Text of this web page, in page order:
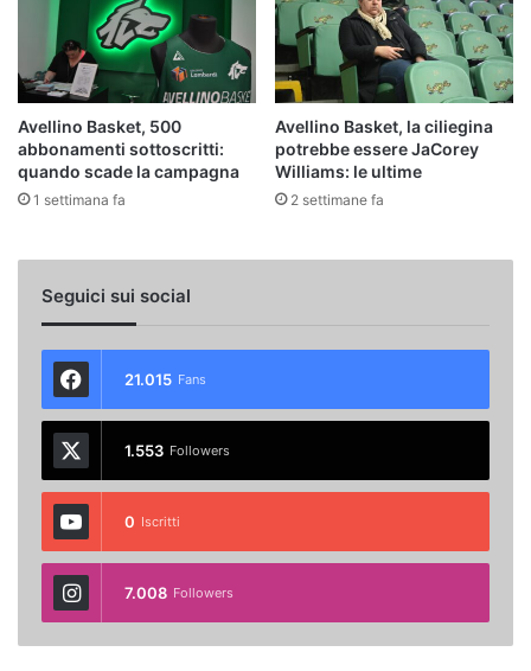
Avellino Basket, 500
abbonamenti sottoscritti:
quando scade la campagna
1 settimana fa
Avellino Basket, la ciliegina
potrebbe essere JaCorey
Williams: le ultime
2 settimane fa
Seguici sui social
21.015 Fans
1.553 Followers
0 Iscritti
7.008 Followers